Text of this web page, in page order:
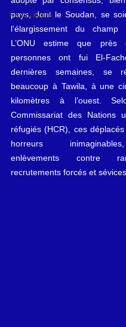
Faits divers
pays, dont le Soudan, se
l’élargissement du champ
L’ONU estime que
personnes ont fui El-
dernières semaines, se
beaucoup à Tawila, à une
kilomètres à l’ouest.
Commissariat des Nations
réfugiés (HCR), ces
horreurs
enlèvements contre
recrutements forcés et